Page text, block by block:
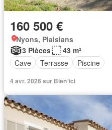
160 500 €
Nyons, Plaisians
3 Pièces
43 m²
Cave
Terrasse Piscine
4 avr. 2026 sur Bien´ici